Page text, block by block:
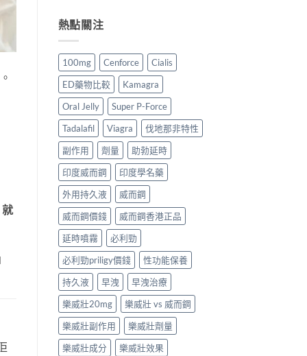
熱點關注
100mg Cenforce
Cialis
ED藥物比較
Kamagra
Oral Jelly
Super P-Force
Tadalafil
Viagra
伐地那非特性
副作用
劑量
助勃延時
印度威而鋼
印度學名藥
外用持久液
威而鋼
威而鋼價錢
威而鋼香港正品
延時噴霧
必利勁
必利勁priligy價錢
性功能保養
持久液
早洩
早洩治療
樂威壯20mg
樂威壯 vs 威而鋼
樂威壯副作用
樂威壯劑量
樂威壯成分
樂威壯效果